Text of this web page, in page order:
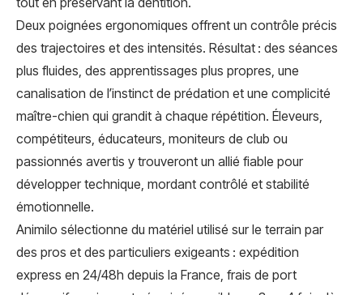
Deux poignées ergonomiques offrent un contrôle précis
des trajectoires et des intensités. Résultat : des séances
plus fluides, des apprentissages plus propres, une
canalisation de l’instinct de prédation et une complicité
maître-chien qui grandit à chaque répétition. Éleveurs,
compétiteurs, éducateurs, moniteurs de club ou
passionnés avertis y trouveront un allié fiable pour
développer technique, mordant contrôlé et stabilité
émotionnelle.
Animilo sélectionne du matériel utilisé sur le terrain par
des pros et des particuliers exigeants : expédition
express en 24/48h depuis la France, frais de port